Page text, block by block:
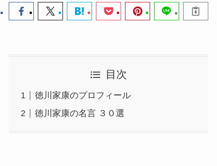
目次
徳川家康のプロフィール
徳川家康の名言 ３０選